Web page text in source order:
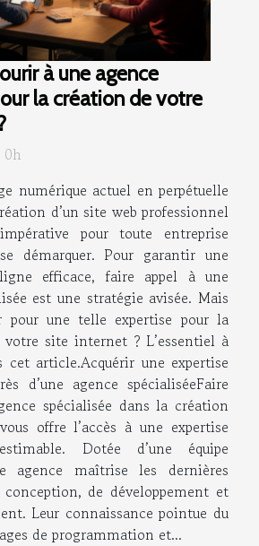
à une agence
la création de votre
numérique actuel en perpétuelle
d’un site web professionnel
pour toute entreprise
démarquer. Pour garantir une
efficace, faire appel à une
est une stratégie avisée. Mais
pour une telle expertise pour la
site internet ? L’essentiel à
cet article.Acquérir une expertise
d’une agence spécialiséeFaire
spécialisée dans la création
offre l’accès à une expertise
Dotée d’une équipe
agence maîtrise les dernières
de développement et
Leur connaissance pointue du
de programmation et...